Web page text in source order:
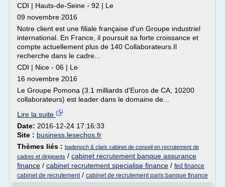
CDI | Hauts-de-Seine - 92 | Le
09 novembre 2016
Notre client est une filiale française d'un Groupe industriel
international. En France, il poursuit sa forte croissance et
compte actuellement plus de 140 Collaborateurs.Il
recherche dans le cadre...
CDI | Nice - 06 | Le
16 novembre 2016
Le Groupe Pomona (3.1 milliards d'Euros de CA, 10200
collaborateurs) est leader dans le domaine de...
Lire la suite
Date: 2016-12-24 17:16:33
Site : business.lesechos.fr
Thèmes liés : badenoch & clark cabinet de conseil en recrutement de
cadres et dirigeants / cabinet recrutement banque assurance
finance / cabinet recrutement specialise finance / fed finance
cabinet de recrutement/ cabinet de recrutement paris banque finance